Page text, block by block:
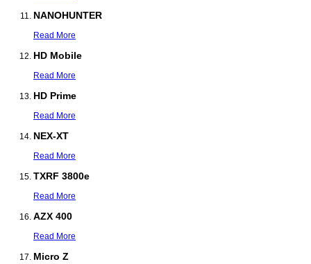
NANOHUNTER
Read More
HD Mobile
Read More
HD Prime
Read More
NEX-XT
Read More
TXRF 3800e
Read More
AZX 400
Read More
Micro Z